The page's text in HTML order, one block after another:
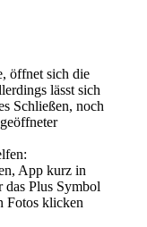
öffnet sich die
lässt sich
Schließen, noch
App kurz in
das Plus Symbol
Fotos klicken